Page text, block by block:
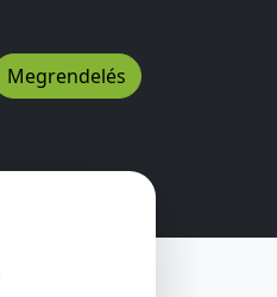
Megrendelés